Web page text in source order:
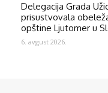
Delegacija Grada
prisustvovala
opštine Ljutomer u
6. avgust 2026.